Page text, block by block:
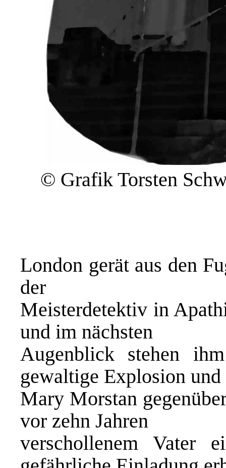
© Grafik Torsten
London gerät aus den
der
Meisterdetektiv in
und im nächsten
Augenblick stehen
gewaltige Explosion
Mary Morstan
vor zehn Jahren
verschollenem Vater